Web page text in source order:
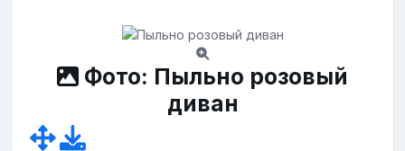
Фото: Пыльно розовый
диван